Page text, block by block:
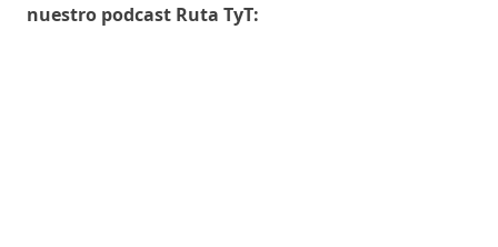
nuestro podcast Ruta TyT: